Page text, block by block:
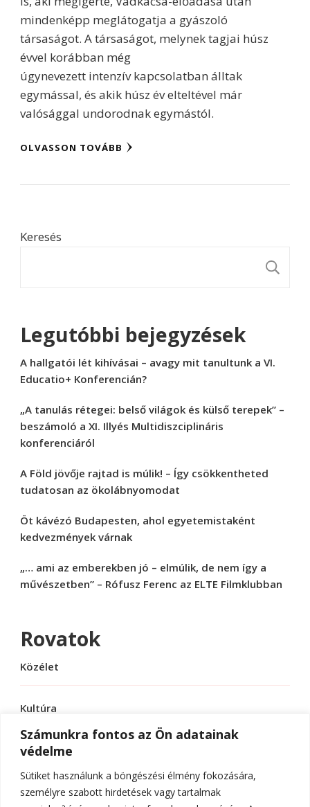
Számunkra fontos az Ön adatainak
védelme
Sütiket használunk a böngészési élmény fokozására,
személyre szabott hirdetések vagy tartalmak
mindenképp meglátogatja a gyászoló
társaságot. A társaságot, melynek tagjai húsz
évvel korábban még
úgynevezett intenzív kapcsolatban álltak
egymással, és akik húsz év elteltével már
valósággal undorodnak egymástól.
OLVASSON TOVÁBB
Keresés
Legutóbbi bejegyzések
A hallgatói lét kihívásai – avagy mit tanultunk a VI.
Educatio+ Konferencián?
„A tanulás rétegei: belső világok és külső terepek” –
beszámoló a XI. Illyés Multidiszciplináris
konferenciáról
A Föld jövője rajtad is múlik! – Így csökkentheted
tudatosan az ökolábnyomodat
Öt kávézó Budapesten, ahol egyetemistaként
kedvezmények várnak
„… ami az emberekben jó – elmúlik, de nem így a
művészetben” – Rófusz Ferenc az ELTE Filmklubban
Rovatok
Közélet
Kultúra
Sport
Tudomány